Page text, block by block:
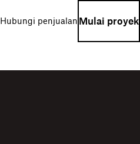
Hubungi penjualan Mulai proyek